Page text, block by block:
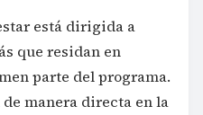
está dirigida a
que residan en
parte del programa.
manera directa en la